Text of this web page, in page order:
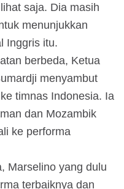
saja. Dia masih
menunjukkan
Inggris itu.
berbeda, Ketua
menyambut
timnas Indonesia. Ia
dan Mozambik
ke performa
Marselino yang dulu
terbaiknya dan